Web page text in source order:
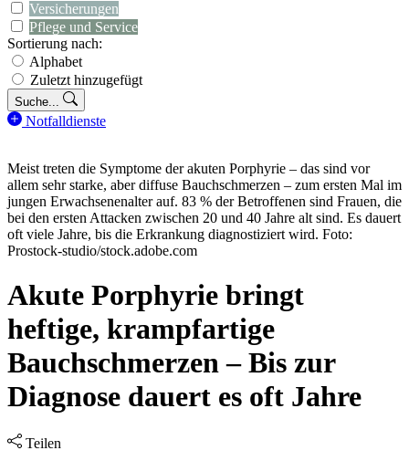
Versicherungen
Pflege und Service
Sortierung nach:
Alphabet
Zuletzt hinzugefügt
Suche...
Notfalldienste
Meist treten die Symptome der akuten Porphyrie – das sind vor
allem sehr starke, aber diffuse Bauchschmerzen – zum ersten Mal im
jungen Erwachsenenalter auf. 83 % der Betroffenen sind Frauen, die
bei den ersten Attacken zwischen 20 und 40 Jahre alt sind. Es dauert
oft viele Jahre, bis die Erkrankung diagnostiziert wird. Foto:
Prostock-studio/stock.adobe.com
Akute Porphyrie bringt
heftige, krampfartige
Bauchschmerzen – Bis zur
Diagnose dauert es oft Jahre
Teilen